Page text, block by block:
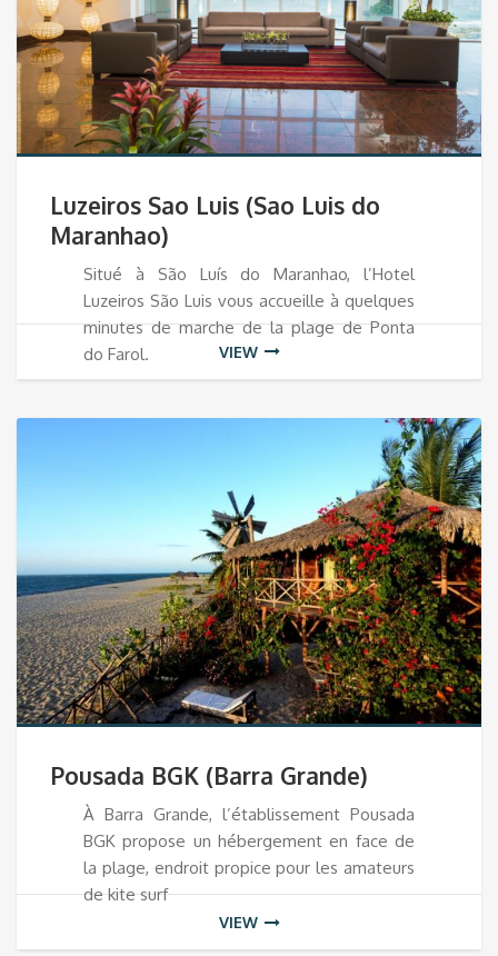
Luzeiros Sao Luis (Sao Luis do
Maranhao)
Situé à São Luís do Maranhao, l’Hotel
Luzeiros São Luis vous accueille à quelques
minutes de marche de la plage de Ponta
do Farol.
VIEW
Pousada BGK (Barra Grande)
À Barra Grande, l’établissement Pousada
BGK propose un hébergement en face de
la plage, endroit propice pour les amateurs
de kite surf
VIEW